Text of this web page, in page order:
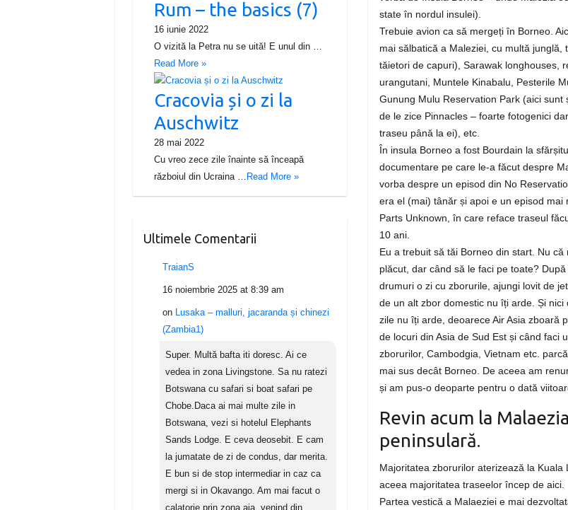
state în nordul insulei).
Trebuie avion ca să mergeți în Borneo.
mai sălbatică a Maleziei, cu multă junglă,
tăietori de capuri), Sarawak longhouses,
urangutani, Muntele Kinabalu, Pesterile
Gunung Mulu Reservation Park (aici sunt
de le zice Pinnacles – foarte fotogenici
traseu până la ei), etc.
În insula Borneo a fost Bourdain la
documentare pe care le-a făcut despre
vorba despre un episod din No
era el (mai) tânăr și apoi e un episod mai
Parts Unknown, în care reface traseul
10 ani.
Eu a trebuit să tăi Borneo din start. Nu că
plăcut, dar când să le faci pe toate?
drumuri o zi cu zborurile, ajungi lovit de
de un alt zbor domestic nu îți arde. Și nici
zile nu îți arde, deoarece Air Asia zboară
de locuri din Asia de Sud Est și când faci
zborurilor, Cambodgia, Vietnam etc.
mai sus decât Borneo. De aceea am
și am pus-o deoparte pentru o dată
Revin acum la Malaezia
peninsulară.
Majoritatea zborurilor aterizează la Kuala
aceea majoritatea traseelor încep de aici.
Partea vestică a Malaeziei e mai
Rum – the basics (7)
16 iunie 2022
O vizită la Petra nu se uită! E unul din …
Read More »
Cracovia și o zi la
Auschwitz
28 mai 2022
Cu vreo zece zile înainte să înceapă
războiul din Ucraina … Read More »
Ultimele Comentarii
TraianS
16 noiembrie 2025 at 8:39 am
on Lusaka – malluri, jacaranda și chinezi
(Zambia1)
Super. Multă bafta iti doresc. Ai ce
vedea in zona Livingstone. Sa nu ratezi
Botswana cu safari si boat safari pe
Chobe.Daca ai mai multe zile in
Botswana, vezi si hotelul Elephants
Sands Lodge. E ceva deosebit. E cam
la jumatate de zi de condus, dar merita.
E bun si de stop intermediar in caz ca
mergi si in Okavango. Am mai facut o
calatorie prin zona aia, venind din